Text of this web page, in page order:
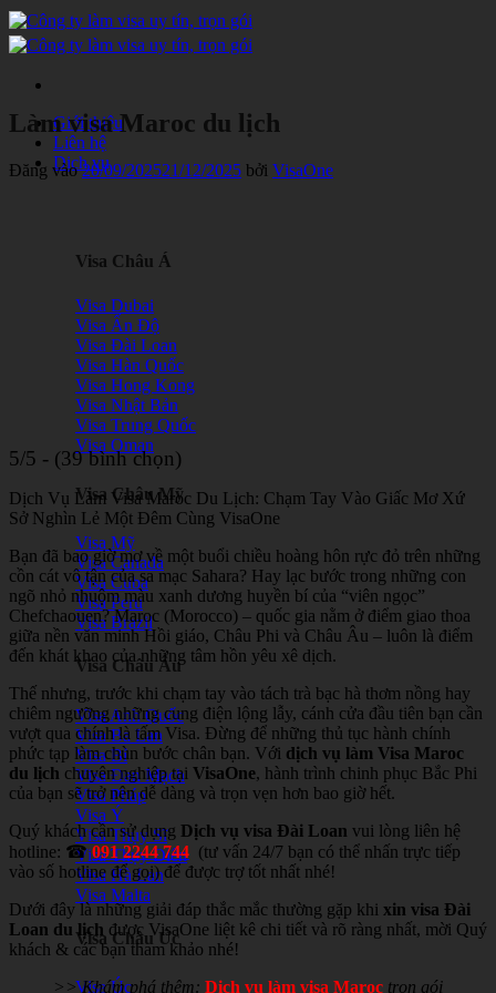
Bỏ
qua
nội
Giới thiệu
Liên hệ
Dịch vụ
Visa Châu Á
Visa Dubai
Visa Ấn Độ
Visa Đài Loan
Visa Hàn Quốc
Visa Hong Kong
Visa Nhật Bản
Visa Trung Quốc
Visa Oman
Visa Châu Mỹ
Visa Mỹ
Visa Canada
Visa Cuba
Visa Peru
Visa Brazil
Visa Châu Âu
Visa Anh Quốc
Visa Ba Lan
Visa Bỉ
Visa Đan Mạch
Visa Pháp
Visa Ý
Visa Thụy Sĩ
Visa Thụy Điển
Visa Hà Lan
Visa Malta
Visa Châu Úc
Visa Úc
Làm visa Maroc du lịch
Đăng vào20/09/202521/12/2025 bởi VisaOne
5/5 - (39 bình chọn)
Dịch Vụ Làm Visa Maroc Du Lịch: Chạm Tay Vào Giấc Mơ Xứ
Sở Nghìn Lẻ Một Đêm Cùng VisaOne
Bạn đã bao giờ mơ về một buổi chiều hoàng hôn rực đỏ trên những
cồn cát vô tận của sa mạc Sahara? Hay lạc bước trong những con
ngõ nhỏ nhuộm màu xanh dương huyền bí của “viên ngọc”
Chefchaouen? Maroc (Morocco) – quốc gia nằm ở điểm giao thoa
giữa nền văn minh Hồi giáo, Châu Phi và Châu Âu – luôn là điểm
đến khát khao của những tâm hồn yêu xê dịch.
Thế nhưng, trước khi chạm tay vào tách trà bạc hà thơm nồng hay
chiêm ngưỡng những cung điện lộng lẫy, cánh cửa đầu tiên bạn cần
vượt qua chính là tấm Visa. Đừng để những thủ tục hành chính
phức tạp làm chùn bước chân bạn. Với dịch vụ làm Visa Maroc
du lịch chuyên nghiệp tại VisaOne, hành trình chinh phục Bắc Phi
của bạn sẽ trở nên dễ dàng và trọn vẹn hơn bao giờ hết.
Quý khách cần sử dụng Dịch vụ visa Đài Loan vui lòng liên hệ
hotline: ☎091 2244 744 (tư vấn 24/7 bạn có thể nhấn trực tiếp
vào số hotline để gọi) để được trợ tốt nhất nhé!
Dưới đây là những giải đáp thắc mắc thường gặp khi xin visa Đài
Loan du lịch được VisaOne liệt kê chi tiết và rõ ràng nhất, mời Quý
khách & các bạn tham khảo nhé!
>> Khám phá thêm: Dịch vụ làm visa Maroc trọn gói